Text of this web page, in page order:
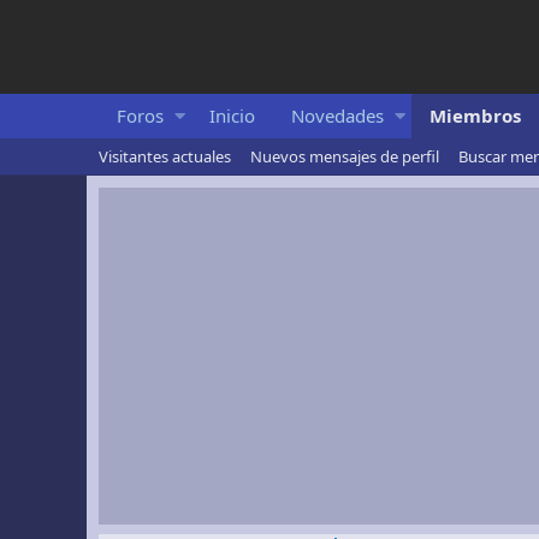
Foros Inicio Novedades Miembros
Visitantes actuales Nuevos mensajes de perfil Buscar